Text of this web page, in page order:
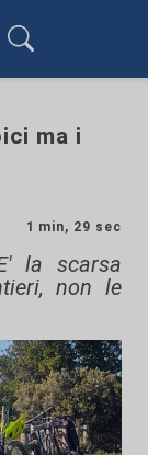
ma i
1 min, 29 sec
la scarsa
non le